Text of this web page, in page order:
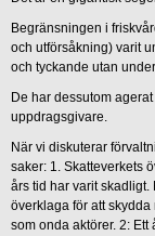
Begränsningen i
och utförsåkning) varit
och tyckande utan
De har dessutom
uppdragsgivare.
När vi diskuterar
saker: 1. Skatteverkets
års tid har varit
överklaga för att
som onda aktörer. 2: